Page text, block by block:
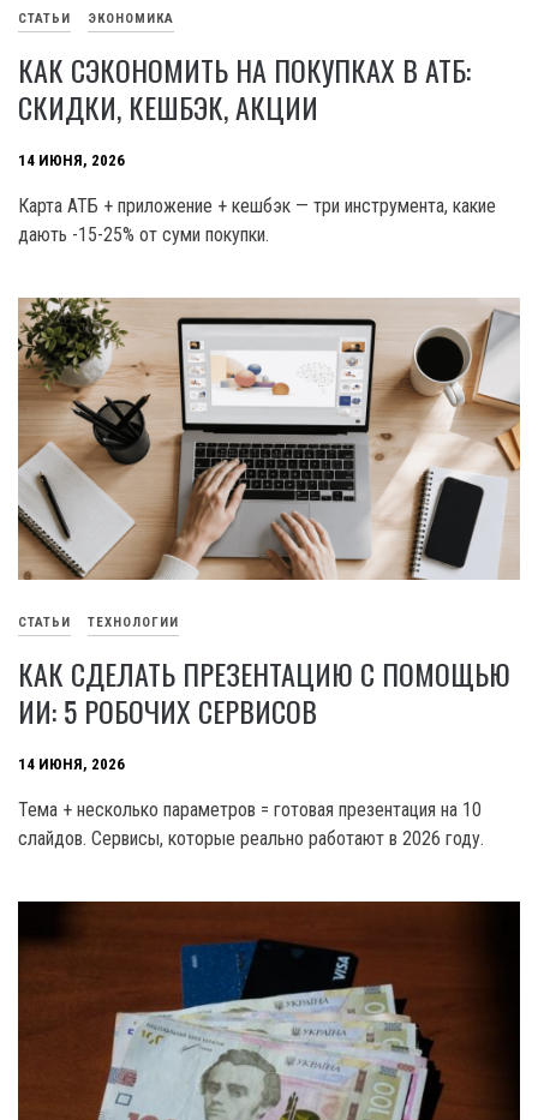
СТАТЬИ ЭКОНОМИКА
КАК СЭКОНОМИТЬ НА ПОКУПКАХ В АТБ:
СКИДКИ, КЕШБЭК, АКЦИИ
14 ИЮНЯ, 2026
Карта АТБ + приложение + кешбэк — три инструмента, какие
дають -15-25% от суми покупки.
СТАТЬИ ТЕХНОЛОГИИ
КАК СДЕЛАТЬ ПРЕЗЕНТАЦИЮ С ПОМОЩЬЮ
ИИ: 5 РОБОЧИХ СЕРВИСОВ
14 ИЮНЯ, 2026
Тема + несколько параметров = готовая презентация на 10
слайдов. Сервисы, которые реально работают в 2026 году.